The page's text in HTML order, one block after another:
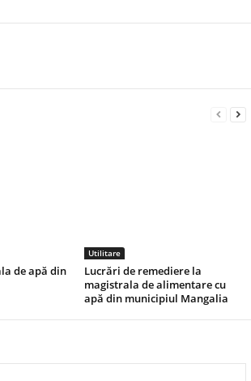
de apă din
Utilitare
Lucrări de remediere la
magistrala de alimentare cu
apă din municipiul Mangalia